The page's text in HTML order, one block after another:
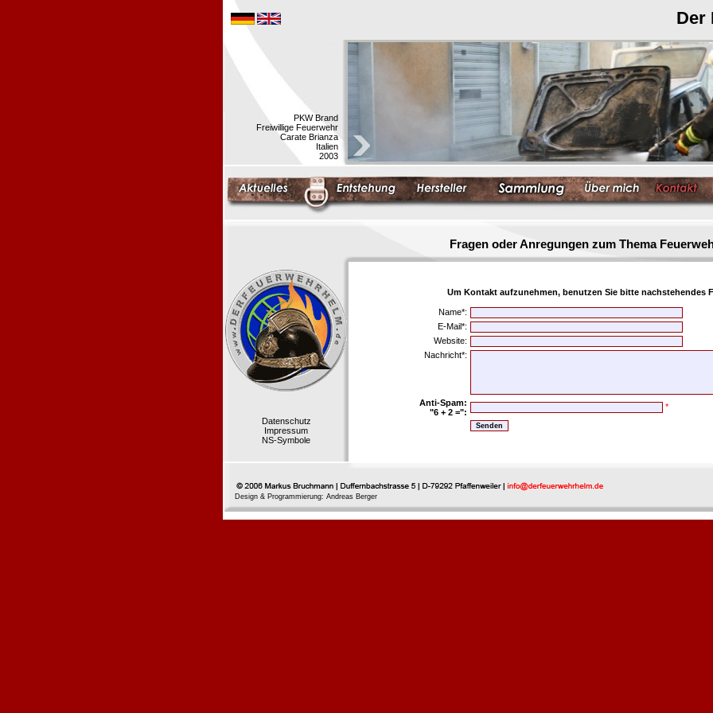
Der
PKW Brand
Freiwillige Feuerwehr
Carate Brianza
Italien
2003
Fragen oder Anregungen zum Thema
Datenschutz
Impressum
NS-Symbole
Um Kontakt aufzunehmen, benutzen Sie bitte nachstehendes
Name*:
E-Mail*:
Website:
Nachricht*:
Anti-Spam:
"6 + 2 =":
*
Design & Programmierung: Andreas Berger